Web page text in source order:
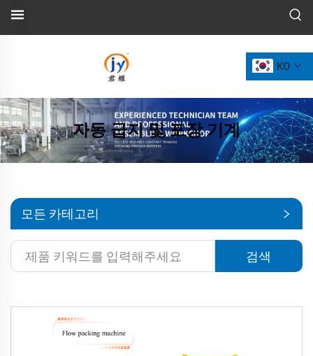
KO
자동 급지 및 포장 기계
모든 카테고리
검색